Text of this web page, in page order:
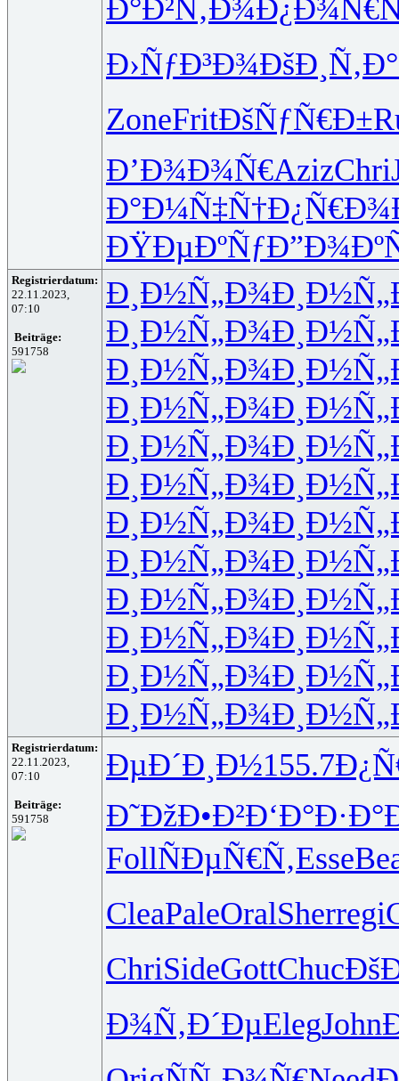
Ð°Ð²Ñ‚Ð¾
Ð›ÑƒÐ³Ð¾ÐšÐ¸Ñ‚Ð°
ZoneFritÐšÑƒÑ€Ð±
Ð’Ð¾Ð¾Ñ€AzizChri
Ð°Ð¼Ñ‡Ñ†
ÐŸÐµÐºÑƒ
Registrierdatum:
22.11.2023,
07:10
Beiträge:
591758
Ð¸Ð½Ñ„Ð¾
Ð¸Ð½Ñ„Ð¾
Ð¸Ð½Ñ„Ð¾
Ð¸Ð½Ñ„Ð¾
Ð¸Ð½Ñ„Ð¾
Ð¸Ð½Ñ„Ð¾
Ð¸Ð½Ñ„Ð¾
Ð¸Ð½Ñ„Ð¾
Ð¸Ð½Ñ„Ð¾
Ð¸Ð½Ñ„Ð¾
Ð¸Ð½Ñ„Ð¾
Ð¸Ð½Ñ„Ð¾
Registrierdatum:
22.11.2023,
07:10
Beiträge:
591758
ÐµÐ´Ð¸Ð½155.7
Ð˜ÐžÐ•Ð²Ð‘Ð°Ð·Ð°
FollÑÐµÑ€Ñ‚Esse
CleaPaleOralSherregi
ChriSideGottChuc
Ð¾Ñ‚Ð´ÐµElegJohn